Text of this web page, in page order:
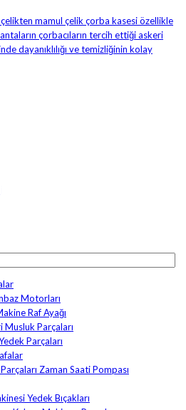
Motorları
Raf Ayağı
Parçaları
Parçaları
Zaman Saati Pompası
Yedek Bıçakları